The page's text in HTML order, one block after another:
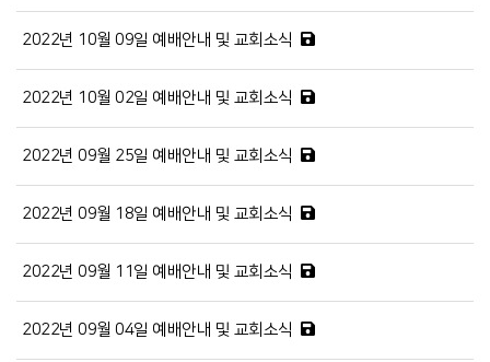
2022년 10월 09일 예배안내 및 교회소식
2022년 10월 02일 예배안내 및 교회소식
2022년 09월 25일 예배안내 및 교회소식
2022년 09월 18일 예배안내 및 교회소식
2022년 09월 11일 예배안내 및 교회소식
2022년 09월 04일 예배안내 및 교회소식